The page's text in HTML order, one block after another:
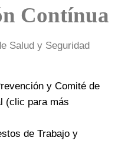
Contínua
Salud y Seguridad
y Comité de
(clic para más
de Trabajo y